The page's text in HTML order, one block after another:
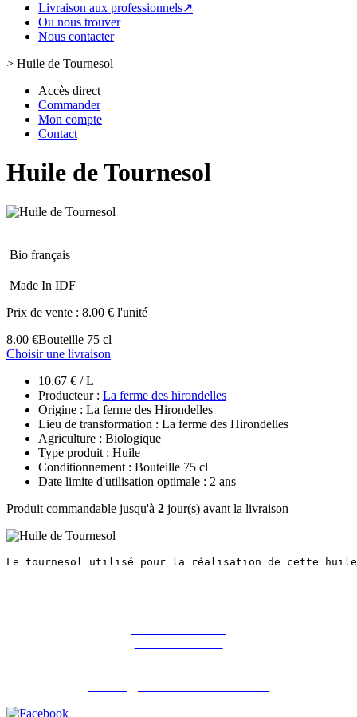
Livraison aux professionnels↗
Ou nous trouver
Nous contacter
> Huile de Tournesol
Accès direct
Commander
Mon compte
Contact
Huile de Tournesol
Bio français
Made In IDF
Prix de vente : 8.00 € l'unité
8.00 €Bouteille 75 cl
Choisir une livraison
10.67 € / L
Producteur : La ferme des hirondelles
Origine : La ferme des Hirondelles
Lieu de transformation : La ferme des Hirondelles
Agriculture : Biologique
Type produit : Huile
Conditionnement : Bouteille 75 cl
Date limite d'utilisation optimale : 2 ans
Produit commandable jusqu'à 2 jour(s) avant la livraison
Le tournesol utilisé pour la réalisation de cette huile